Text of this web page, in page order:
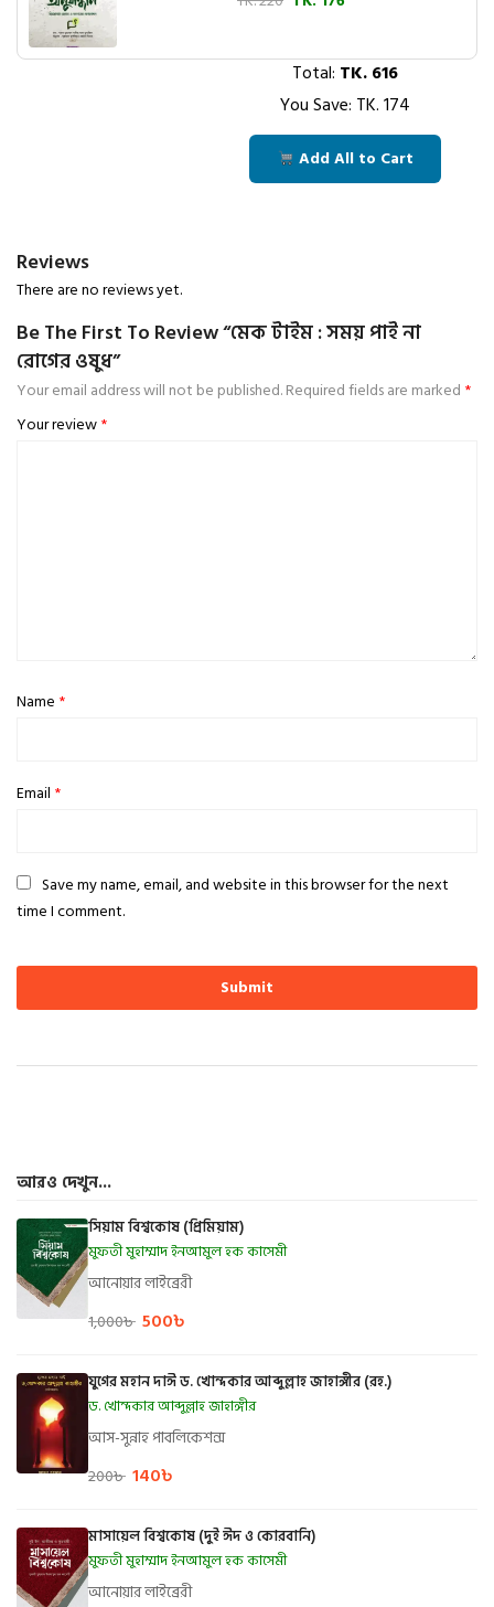
Total: TK.616
You Save: TK.174
Add All to Cart
Reviews
There are no reviews yet.
Be The First To Review “মেক টাইম : সময় পাই না
রোগের ওষুধ”
Your email address will not be published.Required fields are marked *
Your review*
Name *
Email *
Save my name, email, and website in this browser for the next
time I comment.
আরও দেখুন...
সিয়াম বিশ্বকোষ (প্রিমিয়াম)
মুফতী মুহাম্মাদ ইনআমুল হক কাসেমী
আনোয়ার লাইব্রেরী
1,000৳ 500৳
যুগের মহান দাঈ ড. খোন্দকার আব্দুল্লাহ জাহাঙ্গীর (রহ.)
ড. খোন্দকার আব্দুল্লাহ জাহাঙ্গীর
আস-সুন্নাহ পাবলিকেশন্স
200৳ 140৳
মাসায়েল বিশ্বকোষ (দুই ঈদ ও কোরবানি)
মুফতী মুহাম্মাদ ইনআমুল হক কাসেমী
আনোয়ার লাইব্রেরী